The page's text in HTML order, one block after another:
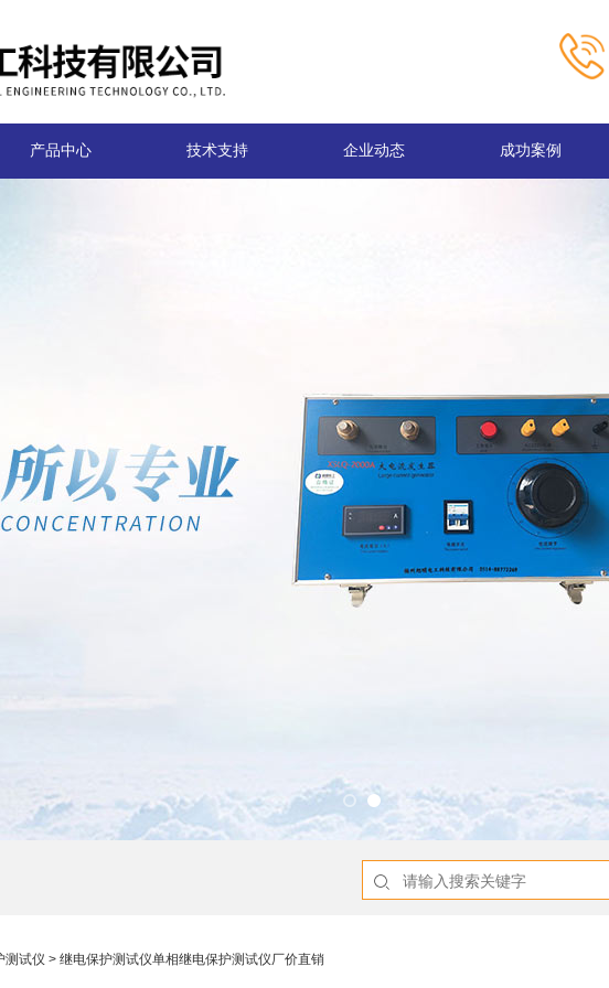
产品中心 技术支持 企业动态 成功案例
测试仪 > 继电保护测试仪单相继电保护测试仪厂价直销